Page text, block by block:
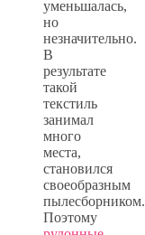
уменьшалась,
но
незначительно.
В
результате
такой
текстиль
занимал
много
места,
становился
своеобразным
пылесборником.
Поэтому